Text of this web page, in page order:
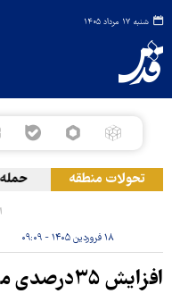
شنبه ۱۷ مرداد ۱۴۰۵
تحولات منطقه حمله
۱۸ فروردین ۱۴۰۵ - ۰۹:۰۹
افزایش